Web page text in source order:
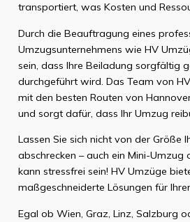
transportiert, was Kosten und
Durch die Beauftragung eines
Umzugsunternehmens wie HV
sein, dass Ihre Beiladung sorgfältig
durchgeführt wird. Das Team von
mit den besten Routen von
und sorgt dafür, dass Ihr Umzug
Lassen Sie sich nicht von der Größe
abschrecken – auch ein Mini-Umzug
kann stressfrei sein! HV Umzüge
maßgeschneiderte Lösungen für
Egal ob Wien, Graz, Linz, Salzburg